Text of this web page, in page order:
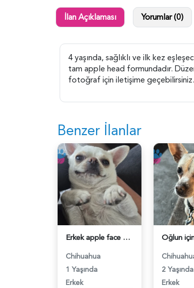
İlan Açıklaması Yorumlar (0)
4 yaşında, sağlıklı ve ilk kez
tam apple head formundadır.
fotoğraf için iletişime
Benzer İlanlar
Erkek apple face şivava - 118984677
Chihuahua
1 Yaşında
Erkek
2 Yaşında
Erkek